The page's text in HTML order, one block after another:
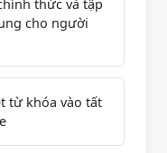
thức và tập
cho người
từ khóa vào tất